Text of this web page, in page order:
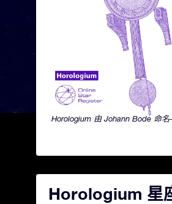
Horologium 由 Johann Bode 命名
Horologium 星